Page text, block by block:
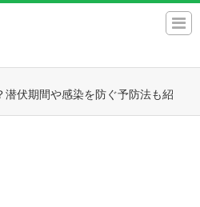
潜伏期間や感染を防ぐ予防法も紹